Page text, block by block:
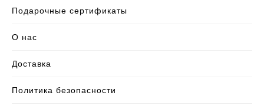
Подарочные сертификаты
О нас
Доставка
Политика безопасности